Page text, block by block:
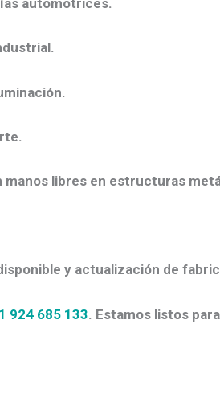
automotrices.
libres en estructuras
y actualización de
924 685 133. Estamos listos